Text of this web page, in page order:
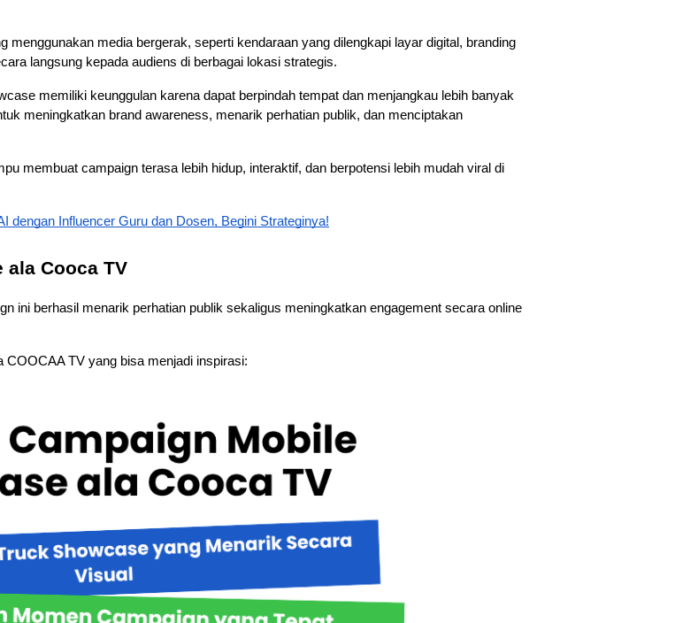
media bergerak, seperti kendaraan yang dilengkapi layar digital, branding
langsung kepada audiens di berbagai lokasi strategis.
memiliki keunggulan karena dapat berpindah tempat dan menjangkau lebih banyak
meningkatkan brand awareness, menarik perhatian publik, dan menciptakan
membuat campaign terasa lebih hidup, interaktif, dan berpotensi lebih mudah viral di
dengan Influencer Guru dan Dosen, Begini Strateginya!
ala Cooca TV
ini berhasil menarik perhatian publik sekaligus meningkatkan engagement secara online
COOCAA TV yang bisa menjadi inspirasi: